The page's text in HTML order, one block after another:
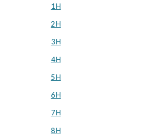
1H
2H
3H
4H
5H
6H
7H
8H